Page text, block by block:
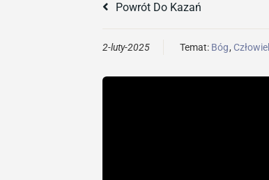
Powrót Do Kazań
2-luty-2025 Temat: Bóg,